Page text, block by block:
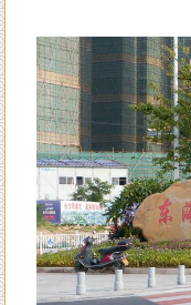
来自李女士的评价：